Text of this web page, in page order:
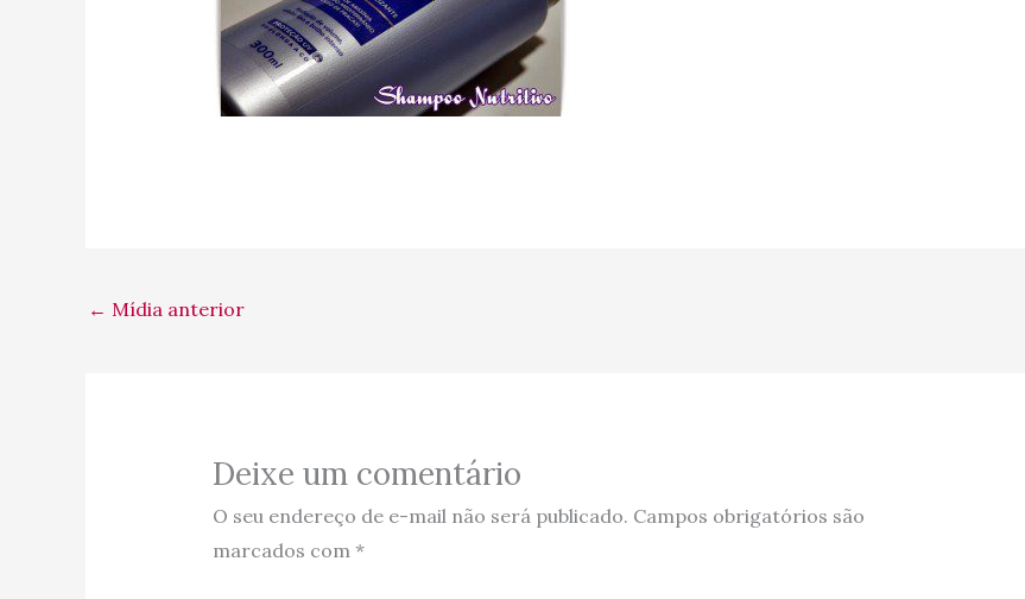
← Mídia anterior
Deixe um comentário
O seu endereço de e-mail não será publicado. Campos obrigatórios são
marcados com *